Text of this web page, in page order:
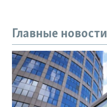
Главные новости